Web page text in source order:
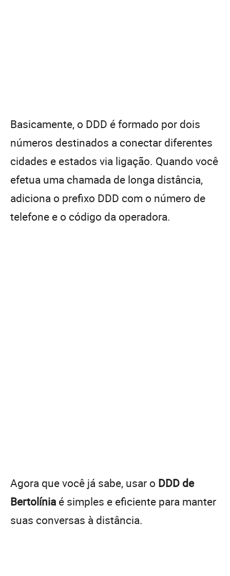
Basicamente, o DDD é formado por dois
números destinados a conectar diferentes
cidades e estados via ligação. Quando você
efetua uma chamada de longa distância,
adiciona o prefixo DDD com o número de
telefone e o código da operadora.
Agora que você já sabe, usar o DDD de
Bertolínia é simples e eficiente para manter
suas conversas à distância.